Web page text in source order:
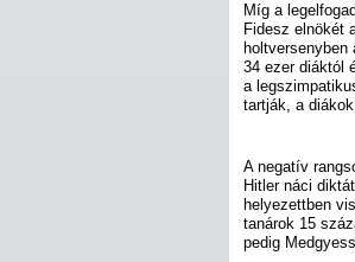
Míg a
Fidesz elnökét
34 ezer diáktól
a
tartják, a
A negatív
Hitler náci
helyezettben
tanárok 15
pedig